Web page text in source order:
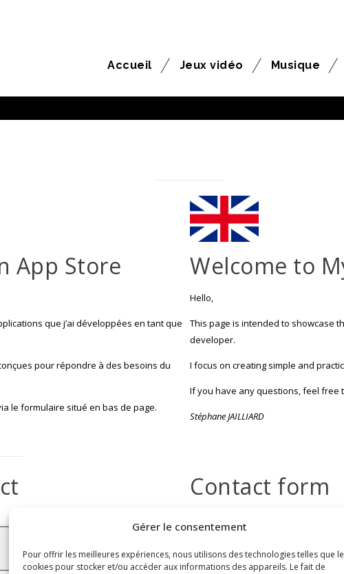
Gérer le consentement
Pour offrir les meilleures expériences, nous utilisons des technologies telles que
cookies pour stocker et/ou accéder aux informations des appareils. Le fait de
Accueil Jeux vidéo Musique
App Store
que j’ai développées en tant que
pour répondre à des besoins du
le formulaire situé en bas de page.
Welcome to
Hello,
This page is intended to showcase
developer.
I focus on creating simple and
If you have any questions, feel free
Stéphane JAILLIARD
Contact form